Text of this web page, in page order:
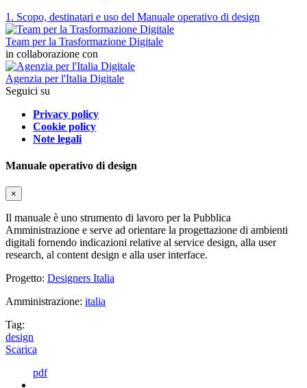
1. Scopo, destinatari e uso del Manuale operativo di design
Team per la Trasformazione Digitale
in collaborazione con
Agenzia per l'Italia Digitale
Seguici su
Privacy policy
Cookie policy
Note legali
Manuale operativo di design
×
Il manuale è uno strumento di lavoro per la Pubblica
Amministrazione e serve ad orientare la progettazione di ambienti
digitali fornendo indicazioni relative al service design, alla user
research, al content design e alla user interface.
Progetto: Designers Italia
Amministrazione: italia
Tag:
design
Scarica
pdf